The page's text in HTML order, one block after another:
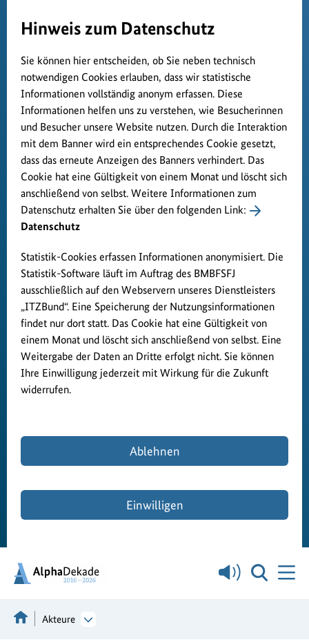
Hinweis zum Datenschutz
Sie können hier entscheiden, ob Sie neben technisch
notwendigen Cookies erlauben, dass wir statistische
Informationen vollständig anonym erfassen. Diese
Informationen helfen uns zu verstehen, wie Besucherinnen
und Besucher unsere Website nutzen. Durch die Interaktion
mit dem Banner wird ein entsprechendes Cookie gesetzt,
dass das erneute Anzeigen des Banners verhindert. Das
Cookie hat eine Gültigkeit von einem Monat und löscht sich
anschließend von selbst. Weitere Informationen zum
Datenschutz erhalten Sie über den folgenden Link:
Datenschutz
Statistik-Cookies erfassen Informationen anonymisiert. Die
Statistik-Software läuft im Auftrag des BMBFSFJ
ausschließlich auf den Webservern unseres Dienstleisters
„ITZBund“. Eine Speicherung der Nutzungsinformationen
findet nur dort statt. Das Cookie hat eine Gültigkeit von
einem Monat und löscht sich anschließend von selbst. Eine
Weitergabe der Daten an Dritte erfolgt nicht. Sie können
Ihre Einwilligung jederzeit mit Wirkung für die Zukunft
widerrufen.
Ablehnen
Einwilligen
Akteure